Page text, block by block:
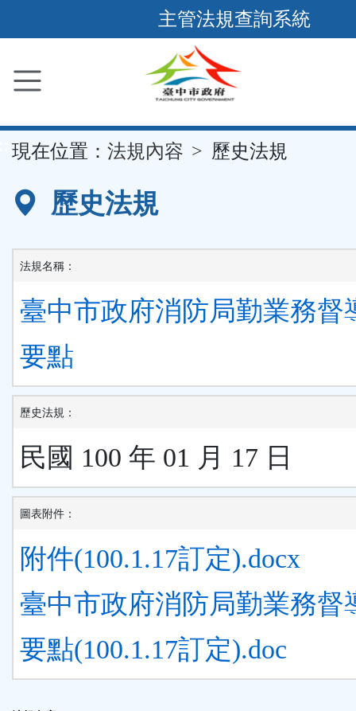
到
要
容
區
主管法規查詢系統
現在位置： 法規內容 歷史法規
歷史法規
法規名稱：
臺中市政府消防局勤業務督
要點
歷史法規：
民國 100 年 01 月 17 日
圖表附件：
附件(100.1.17訂定).docx
臺中市政府消防局勤業務督
要點(100.1.17訂定).doc